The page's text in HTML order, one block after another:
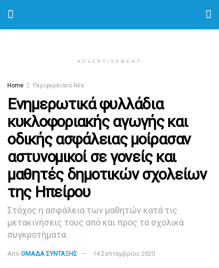
ADVERTISEMENT
Home Περιφερειακά Νέα
Ενημερωτικά φυλλάδια
κυκλοφοριακής αγωγής και
οδικής ασφάλειας μοίρασαν
αστυνομικοί σε γονείς και
μαθητές δημοτικών σχολείων
της Ηπείρου
Στόχος η ασφάλεια των μαθητών κατά τις
μετακινήσεις τους από και προς τα σχολικά
συγκροτήματα.
Από ΟΜΑΔΑ ΣΥΝΤΑΞΗΣ 14 Σεπτεμβρίου 2020